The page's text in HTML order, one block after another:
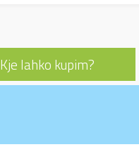
Kje lahko kupim?